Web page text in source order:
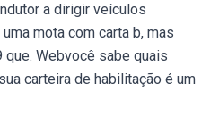
a dirigir veículos
mota com carta b, mas
Webvocê sabe quais
carteira de habilitação é um